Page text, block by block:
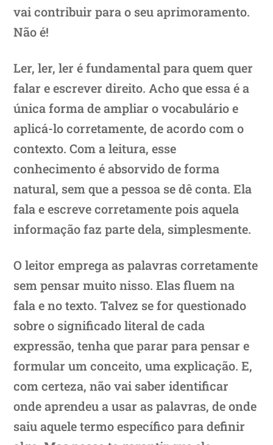
vai contribuir para o seu aprimoramento.
Não é!
Ler, ler, ler é fundamental para quem quer
falar e escrever direito. Acho que essa é a
única forma de ampliar o vocabulário e
aplicá-lo corretamente, de acordo com o
contexto. Com a leitura, esse
conhecimento é absorvido de forma
natural, sem que a pessoa se dê conta. Ela
fala e escreve corretamente pois aquela
informação faz parte dela, simplesmente.
O leitor emprega as palavras corretamente
sem pensar muito nisso. Elas fluem na
fala e no texto. Talvez se for questionado
sobre o significado literal de cada
expressão, tenha que parar para pensar e
formular um conceito, uma explicação. E,
com certeza, não vai saber identificar
onde aprendeu a usar as palavras, de onde
saiu aquele termo específico para definir